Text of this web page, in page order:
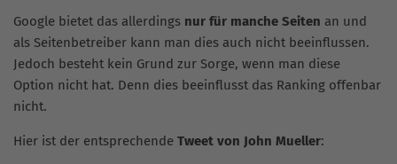
Google bietet das allerdings nur für manche Seiten an und
als Seitenbetreiber kann man dies auch nicht beeinflussen.
Jedoch besteht kein Grund zur Sorge, wenn man diese
Option nicht hat. Denn dies beeinflusst das Ranking offenbar
nicht.
Hier ist der entsprechende Tweet von John Mueller: